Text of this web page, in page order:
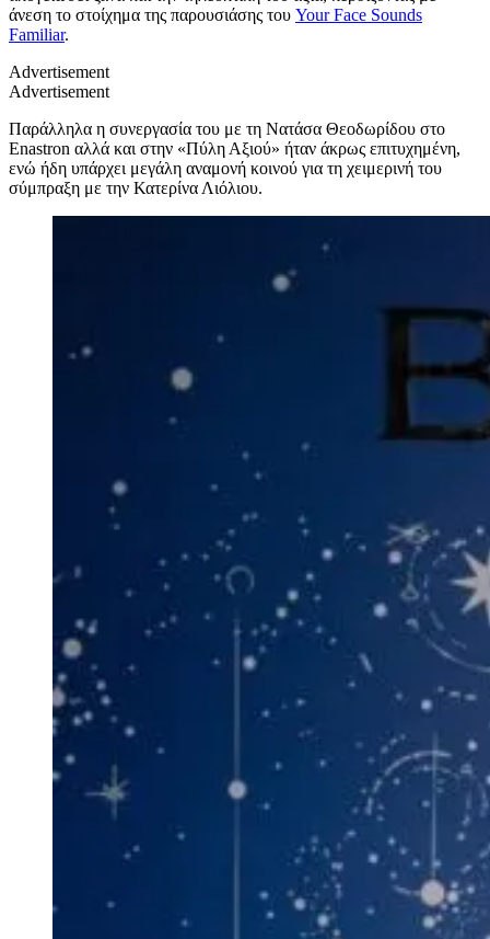
άνεση το στοίχημα της παρουσιάσης του Your Face Sounds
Familiar.
Advertisement
Advertisement
Παράλληλα η συνεργασία του με τη Νατάσα Θεοδωρίδου στο
Enastron αλλά και στην «Πύλη Αξιού» ήταν άκρως επιτυχημένη,
ενώ ήδη υπάρχει μεγάλη αναμονή κοινού για τη χειμερινή του
σύμπραξη με την Κατερίνα Λιόλιου.